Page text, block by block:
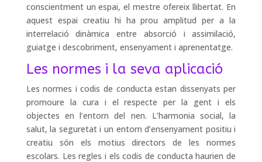
conscientment un espai, el mestre ofereix llibertat. En
aquest espai creatiu hi ha prou amplitud per a la
interrelació dinàmica entre absorció i assimilació,
guiatge i descobriment, ensenyament i aprenentatge.
Les normes i la seva aplicació
Les normes i codis de conducta estan dissenyats per
promoure la cura i el respecte per la gent i els
objectes en l’entorn del nen. L’harmonia social, la
salut, la seguretat i un entorn d’ensenyament positiu i
creatiu són els motius directors de les normes
escolars. Les regles i els codis de conducta haurien de